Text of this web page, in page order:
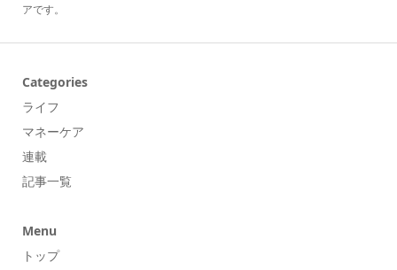
アです。
Categories
ライフ
マネーケア
連載
記事一覧
Menu
トップ